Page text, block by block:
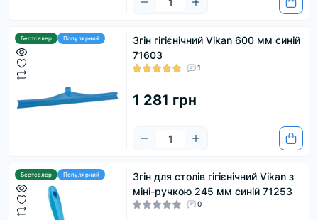
Бестселер Популярний
Згін гігієнічний Vikan 600 мм синій
71603
1
1 281 грн
Бестселер Популярний
Згін для столів гігієнічний Vikan з
міні-ручкою 245 мм синій 71253
0